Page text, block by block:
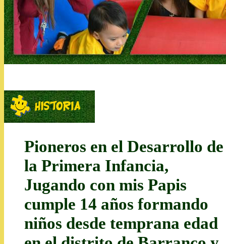
Pioneros en el Desarrollo de
la Primera Infancia,
Jugando con mis Papis
cumple 14 años formando
niños desde temprana edad